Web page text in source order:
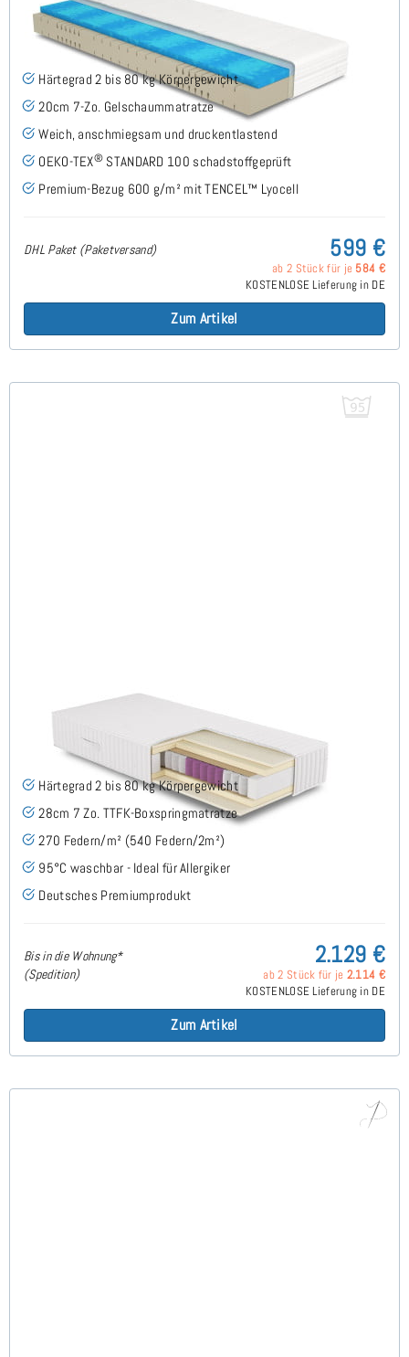
Siro Gel H2 (TENCEL™ Lyocell) Gelschaummatratze
130x200 cm - Sonderanfertigung
Härtegrad 2 bis 80 kg Körpergewicht
20cm 7-Zo. Gelschaummatratze
Weich, anschmiegsam und druckentlastend
OEKO-TEX® STANDARD 100 schadstoffgeprüft
Premium-Bezug 600 g/m² mit TENCEL™ Lyocell
DHL Paket (Paketversand) 599 €
ab 2 Stück für je 584 €
KOSTENLOSE Lieferung in DE
Zum Artikel
FLAVUS H2 (95° Bezug) TTFK Matratze 130x200 cm -
Sonderanfertigung
(3)
Härtegrad 2 bis 80 kg Körpergewicht
28cm 7 Zo. TTFK-Boxspringmatratze
270 Federn/m² (540 Federn/2m²)
95°C waschbar - Ideal für Allergiker
Deutsches Premiumprodukt
Bis in die Wohnung*
(Spedition)
2.129 €
ab 2 Stück für je 2.114 €
KOSTENLOSE Lieferung in DE
Zum Artikel